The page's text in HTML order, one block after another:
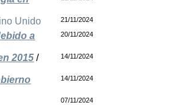
Unido 21/11/2024
a
20/11/2024
2015 /
14/11/2024
14/11/2024
07/11/2024